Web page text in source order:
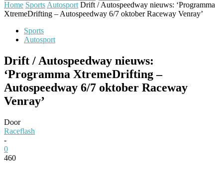
Home Sports Autosport Drift / Autospeedway nieuws: ‘Programma
XtremeDrifting – Autospeedway 6/7 oktober Raceway Venray’
Sports
Autosport
Drift / Autospeedway nieuws:
‘Programma XtremeDrifting –
Autospeedway 6/7 oktober Raceway
Venray’
Door
Raceflash
-
0
460